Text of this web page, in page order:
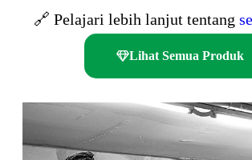
🔗 Pelajari lebih lanjut tentang
Lihat Semua Produk